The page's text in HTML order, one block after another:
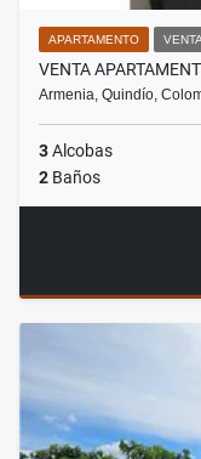
APARTAMENTO VENTA
VENTA
Armenia, Quindío,
3Alcobas
2 Baños